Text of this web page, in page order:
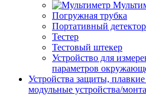
Погружная трубка
Портативный детектор
Тестер
Тестовый штекер
Устройство для
параметров
Устройства защиты,
модульные устройства/